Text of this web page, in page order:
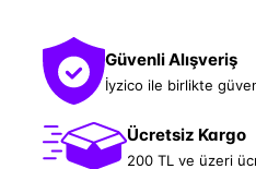
Güvenli Alışveriş
İyzico ile birlikte
Ücretsiz Kargo
200 TL ve üzeri